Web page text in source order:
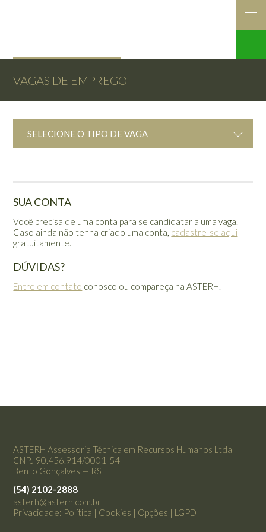
VAGAS DE EMPREGO
SELECIONE O TIPO DE VAGA
SUA CONTA
Você precisa de uma conta para se candidatar a uma vaga.
Caso ainda não tenha criado uma conta, cadastre-se aqui
gratuitamente.
DÚVIDAS?
Entre em contato conosco ou compareça na ASTERH.
ASTERH Assessoria Técnica em Recursos Humanos Ltda
CNPJ 90.456.914/0001-54
Bento Gonçalves — RS
(54) 2102-2888
asterh@asterh.com.br
Privacidade: Política | Cookies | Opções | LGPD